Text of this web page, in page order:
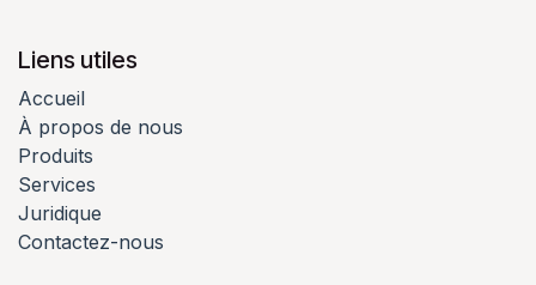
Liens utiles
Accueil
À propos de nous
Produits
Services
Juridique
Contactez-nous